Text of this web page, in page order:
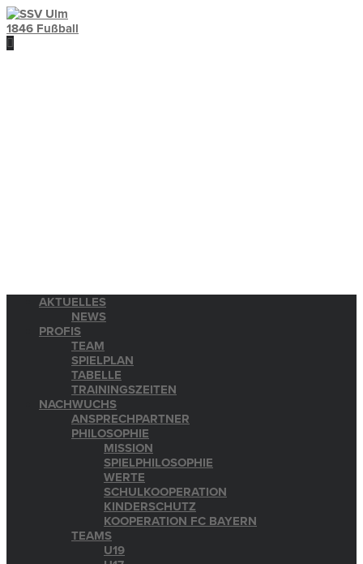
AKTUELLES
NEWS
PROFIS
TEAM
SPIELPLAN
TABELLE
TRAININGSZEITEN
NACHWUCHS
ANSPRECHPARTNER
PHILOSOPHIE
MISSION
SPIELPHILOSOPHIE
WERTE
SCHULKOOPERATION
KINDERSCHUTZ
KOOPERATION FC BAYERN
TEAMS
U19